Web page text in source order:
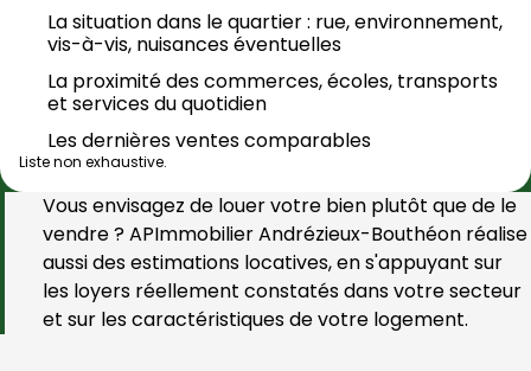
La situation dans le quartier : rue, environnement,
vis-à-vis, nuisances éventuelles
La proximité des commerces, écoles, transports
et services du quotidien
Les dernières ventes comparables
Liste non exhaustive.
Vous envisagez de louer votre bien plutôt que de le
vendre ? APImmobilier Andrézieux-Bouthéon réalise
aussi des estimations locatives, en s'appuyant sur
les loyers réellement constatés dans votre secteur
et sur les caractéristiques de votre logement.